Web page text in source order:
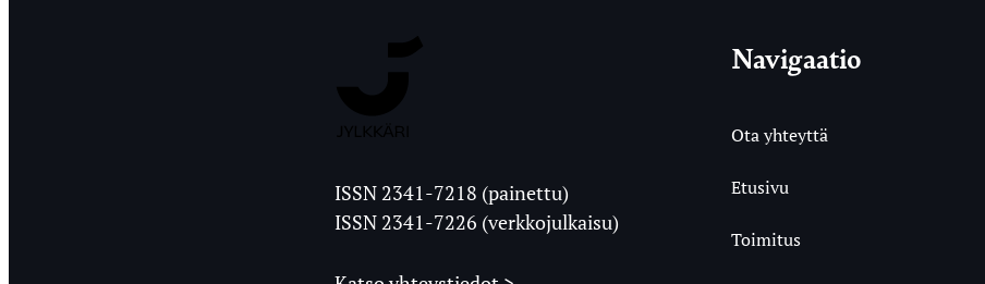
Ylioppilaslehti
ISSN 2341-7218 (painettu)
ISSN 2341-7226 (verkkojulkaisu)
Navigaatio
Ota yhteyttä
Etusivu
Toimitus